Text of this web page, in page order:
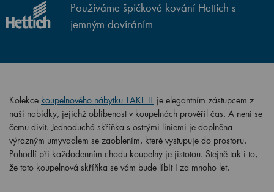
Používáme špičkové kování Hettich s
jemným dovíráním
Kolekce koupelnového nábytku TAKE IT je elegantním zástupcem z
naší nabídky, jejichž oblíbenost v koupelnách prověřil čas. A není se
čemu divit. Jednoduchá skříňka s ostrými liniemi je doplněna
výrazným umyvadlem se zaoblením, které vystupuje do prostoru.
Pohodlí při každodenním chodu koupelny je jistotou. Stejně tak i to,
že tato koupelnová skříňka se vám bude líbit i za mnoho let.